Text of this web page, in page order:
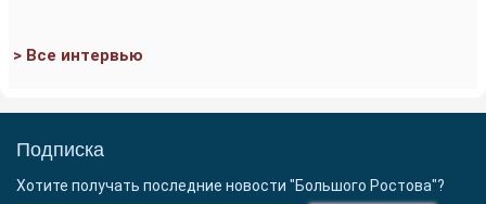
> Все интервью
Подписка
Хотите получать последние новости "Большого Ростова"?